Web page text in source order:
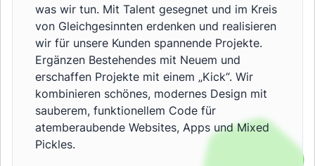
was wir tun. Mit Talent gesegnet und im Kreis
von Gleichgesinnten erdenken und realisieren
wir für unsere Kunden spannende Projekte.
Ergänzen Bestehendes mit Neuem und
erschaffen Projekte mit einem „Kick“. Wir
kombinieren schönes, modernes Design mit
sauberem, funktionellem Code für
atemberaubende Websites, Apps und Mixed
Pickles.